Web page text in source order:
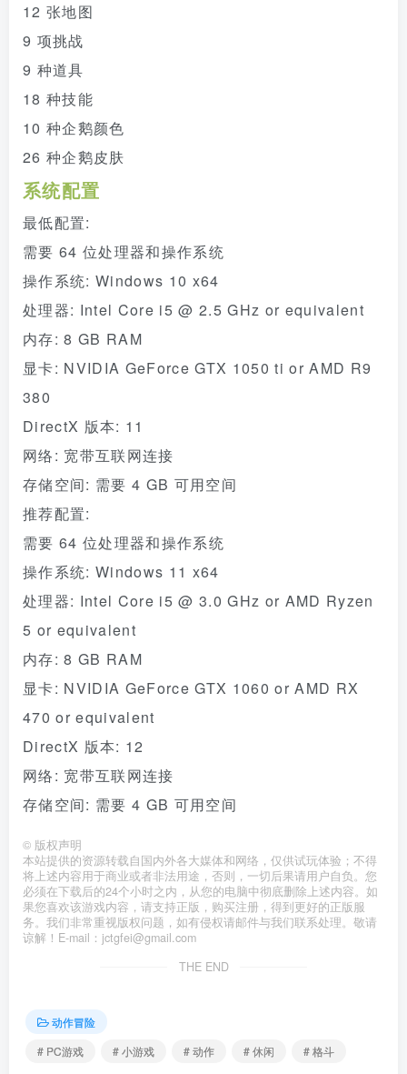
12 张地图
9 项挑战
9 种道具
18 种技能
10 种企鹅颜色
26 种企鹅皮肤
系统配置
最低配置:
需要 64 位处理器和操作系统
操作系统: Windows 10 x64
处理器: Intel Core i5 @ 2.5 GHz or equivalent
内存: 8 GB RAM
显卡: NVIDIA GeForce GTX 1050 ti or AMD R9
380
DirectX 版本: 11
网络: 宽带互联网连接
存储空间: 需要 4 GB 可用空间
推荐配置:
需要 64 位处理器和操作系统
操作系统: Windows 11 x64
处理器: Intel Core i5 @ 3.0 GHz or AMD Ryzen
5 or equivalent
内存: 8 GB RAM
显卡: NVIDIA GeForce GTX 1060 or AMD RX
470 or equivalent
DirectX 版本: 12
网络: 宽带互联网连接
存储空间: 需要 4 GB 可用空间
© 版权声明
本站提供的资源转载自国内外各大媒体和网络，仅供试玩体验；不得
将上述内容用于商业或者非法用途，否则，一切后果请用户自负。您
必须在下载后的24个小时之内，从您的电脑中彻底删除上述内容。如
果您喜欢该游戏内容，请支持正版，购买注册，得到更好的正版服
务。我们非常重视版权问题，如有侵权请邮件与我们联系处理。敬请
谅解！E-mail：jctgfei@gmail.com
THE END
动作冒险
# PC游戏
# 小游戏 # 动作 # 休闲 # 格斗